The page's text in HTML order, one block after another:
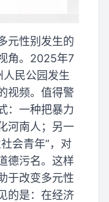
元性别发生的
角。2025年7
民公园发生
视频。值得警
：一种把暴力
河南人；另一
会青年”，对
德污名。这样
于改变多元性
的是：在经济